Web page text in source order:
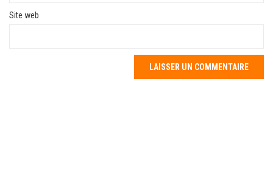
Site web